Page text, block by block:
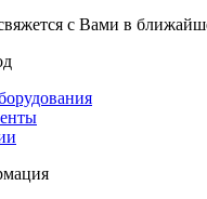
с Вами в